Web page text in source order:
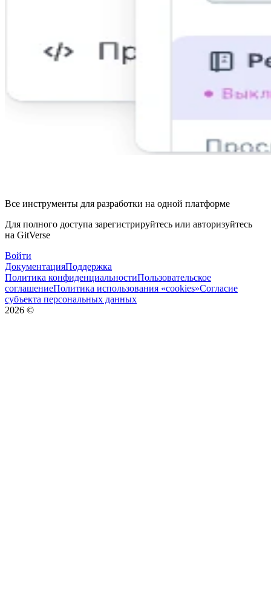
Все инструменты для разработки на одной платформе
Для полного доступа зарегистрируйтесь или авторизуйтесь
на GitVerse
Войти
ДокументацияПоддержка
Политика конфиденциальностиПользовательское
соглашениеПолитика использования «cookies»Согласие
субъекта персональных данных
2026 ©